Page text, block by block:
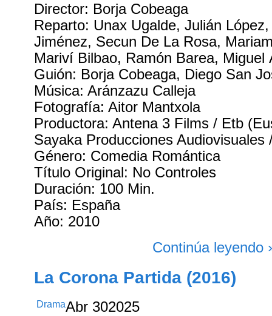
Director: Borja Cobeaga
Reparto: Unax Ugalde, Julián
Jiménez, Secun De La Rosa,
Mariví Bilbao, Ramón Barea, Miguel
Guión: Borja Cobeaga, Diego San
Música: Aránzazu Calleja
Fotografía: Aitor Mantxola
Productora: Antena 3 Films / Etb
Sayaka Producciones Audiovisuales
Género: Comedia Romántica
Título Original: No Controles
Duración: 100 Min.
País: España
Año: 2010
Continúa leyendo
La Corona Partida (2016)
DramaAbr 302025